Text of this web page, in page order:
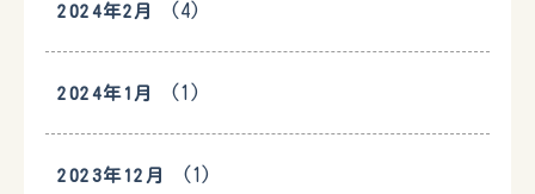
2024年2月 (4)
2024年1月 (1)
2023年12月 (1)